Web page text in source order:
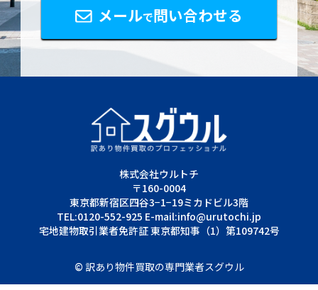
メールで問い合わせる
株式会社ウルトチ
〒160-0004
東京都新宿区四谷3−1−19ミカドビル3階
TEL:0120-552-925 E-mail:info@urutochi.jp
宅地建物取引業者免許証 東京都知事（1）第109742号
© 訳あり物件買取の専門業者スグウル